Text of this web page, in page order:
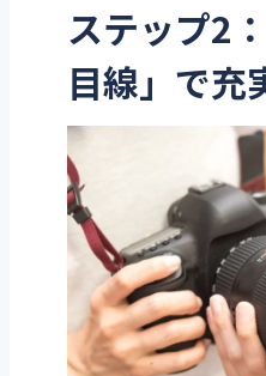
ステップ2
目線」で充